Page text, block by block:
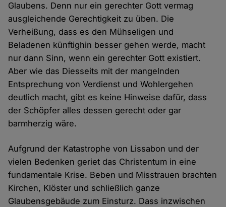
Glaubens. Denn nur ein gerechter Gott vermag
ausgleichende Gerechtigkeit zu üben. Die
Verheißung, dass es den Mühseligen und
Beladenen künftighin besser gehen werde, macht
nur dann Sinn, wenn ein gerechter Gott existiert.
Aber wie das Diesseits mit der mangelnden
Entsprechung von Verdienst und Wohlergehen
deutlich macht, gibt es keine Hinweise dafür, dass
der Schöpfer alles dessen gerecht oder gar
barmherzig wäre.
Aufgrund der Katastrophe von Lissabon und der
vielen Bedenken geriet das Christentum in eine
fundamentale Krise. Beben und Misstrauen brachten
Kirchen, Klöster und schließlich ganze
Glaubensgebäude zum Einsturz. Dass inzwischen